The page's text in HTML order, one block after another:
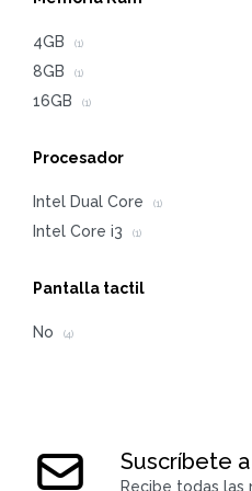
4GB (1)
8GB (1)
16GB (1)
Procesador
Intel Dual Core (1)
Intel Core i3 (1)
Pantalla tactil
No (4)
Suscríbete
Recibe todas